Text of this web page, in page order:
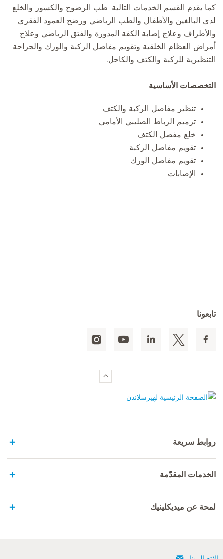
كما يقدم القسم الخدمات التالية: طب الرضوح والكسور والخلع
لدى البالغين والأطفال والطب الرياضي ورضح العمود الفقري
والأطراف وعلاج إصابة الكفة المدورة والفتق الرياضي وعلاج
أمراض العظام الخلقية وتقويم مفاصل الركبة والورك والجراحة
التنظيرية للركبة والكتف والكاحل.
التخصصات الأساسية
تنظير مفاصل الركبة والكتف
ترميم الرباط الصليبي الأمامي
خلع مفصل الكتف
تقويم مفاصل الركبة
تقويم مفاصل الورك
الإصابات
تابعونا
روابط سريعة
الخدمات المقدّمة
لمحة عن ميديكلينيك